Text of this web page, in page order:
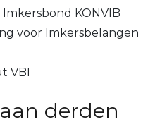
KONVIB
voor Imkersbelangen
VBI
derden